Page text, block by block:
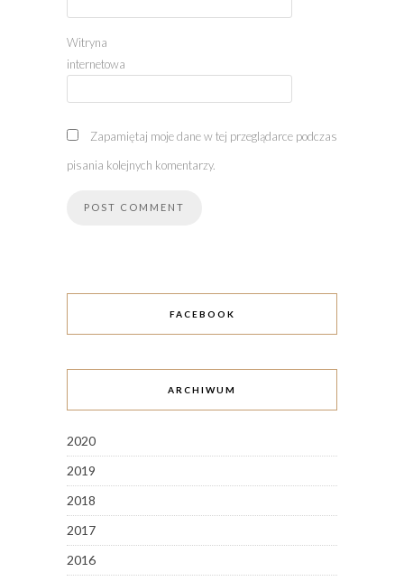
Witryna
internetowa
Zapamiętaj moje dane w tej przeglądarce podczas
pisania kolejnych komentarzy.
FACEBOOK
ARCHIWUM
2020
2019
2018
2017
2016